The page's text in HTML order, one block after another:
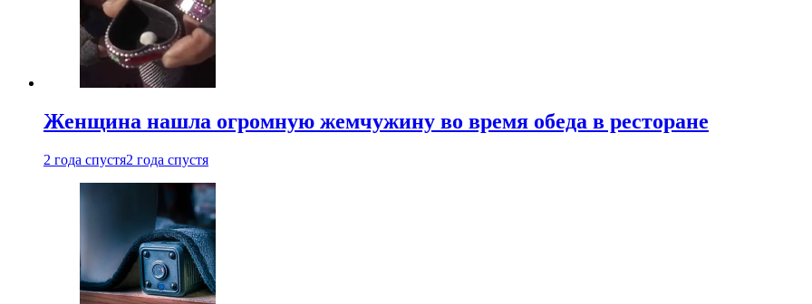
Женщина нашла огромную жемчужину во время обеда в ресторане
2 года спустя2 года спустя